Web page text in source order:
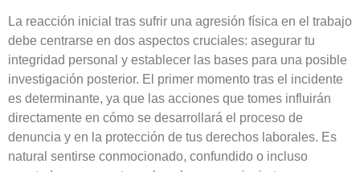
La reacción inicial tras sufrir una agresión física en el trabajo
debe centrarse en dos aspectos cruciales: asegurar tu
integridad personal y establecer las bases para una posible
investigación posterior. El primer momento tras el incidente
es determinante, ya que las acciones que tomes influirán
directamente en cómo se desarrollará el proceso de
denuncia y en la protección de tus derechos laborales. Es
natural sentirse conmocionado, confundido o incluso